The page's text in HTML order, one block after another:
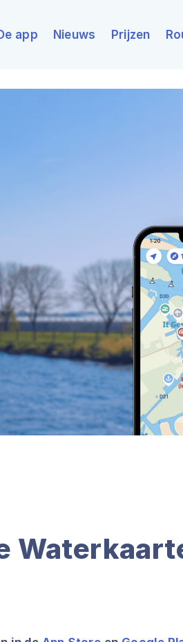
app Nieuws Prijzen